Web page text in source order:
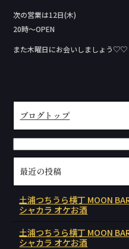
次の営業は12日(木)
20時〜OPEN
また木曜日にお会いしましょう♡♡
ブログトップ
最近の投稿
土浦つちうら横丁 MOON
シャカラ オケお酒
土浦つちうら横丁 MOON
シャカラ オケお酒